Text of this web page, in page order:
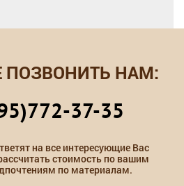
НАМ:
37-35
на все интересующие Вас
стоимость по вашим
по материалам.